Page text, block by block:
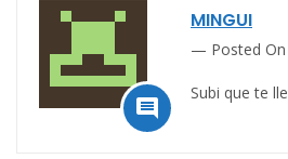

MINGUI
Posted
Subi que te